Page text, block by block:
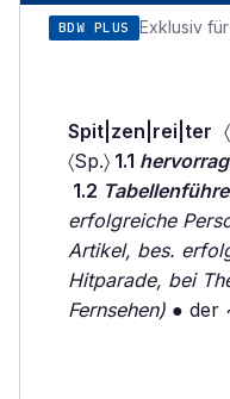
BDW PLUS Exklusiv
Spit|zen|rei|ter
〈Sp.〉 1.1
1.2
erfolgreiche
Artikel, bes.
Hitparade, bei
Fernsehen) ● der